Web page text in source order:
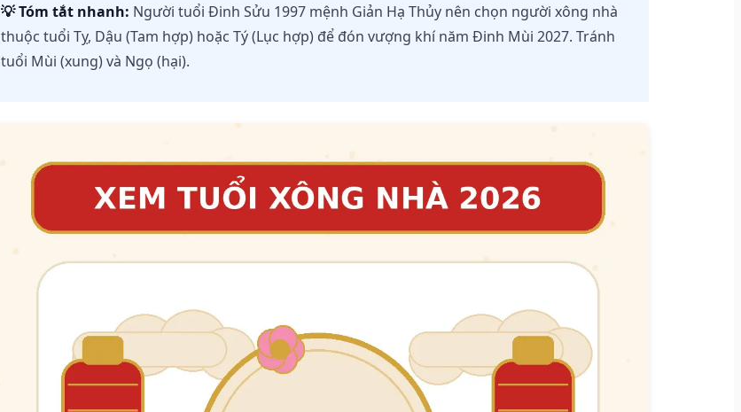
💡 Tóm tắt nhanh: Người tuổi Đinh Sửu 1997 mệnh Giản Hạ Thủy nên chọn người xông nhà
thuộc tuổi Tỵ, Dậu (Tam hợp) hoặc Tý (Lục hợp) để đón vượng khí năm Đinh Mùi 2027. Tránh
tuổi Mùi (xung) và Ngọ (hại).